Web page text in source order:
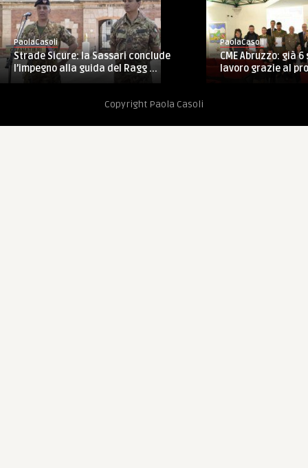
PaolaCasoli
Strade Sicure: la Sassari conclude
l’impegno alla guida del Ragg ...
PaolaCasoli
CME Abruzzo: già 6
lavoro grazie al
Copyright Paola Casoli